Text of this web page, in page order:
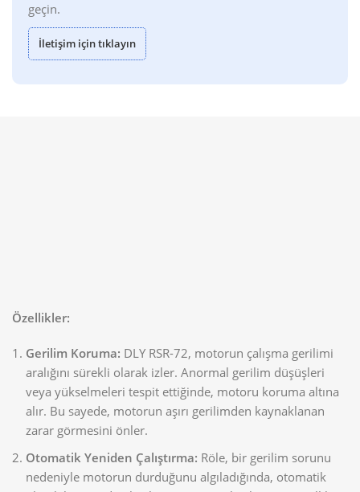
geçin.
İletişim için tıklayın
Özellikler:
Gerilim Koruma: DLY RSR-72, motorun çalışma gerilimi
aralığını sürekli olarak izler. Anormal gerilim düşüşleri
veya yükselmeleri tespit ettiğinde, motoru koruma altına
alır. Bu sayede, motorun aşırı gerilimden kaynaklanan
zarar görmesini önler.
Otomatik Yeniden Çalıştırma: Röle, bir gerilim sorunu
nedeniyle motorun durduğunu algıladığında, otomatik